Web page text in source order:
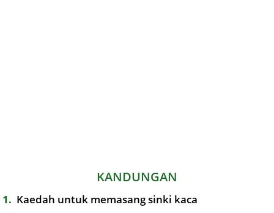
KANDUNGAN
1
Kaedah untuk memasang sinki kaca